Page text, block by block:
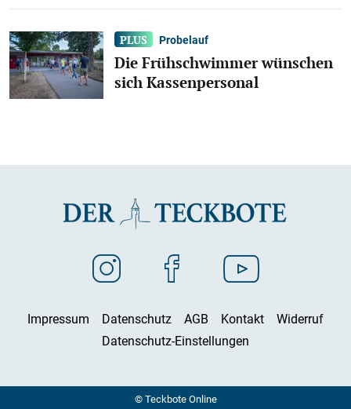
Probelauf
Die Frühschwimmer wünschen
sich Kassenpersonal
Impressum Datenschutz AGB Kontakt
Widerruf
Datenschutz-Einstellungen
© Teckbote Online